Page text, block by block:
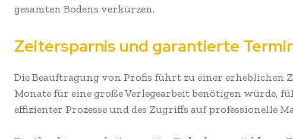
gesamten Bodens verkürzen.
Zeitersparnis und garantierte
Die Beauftragung von Profis führt zu einer erheblichen
Monate für eine große Verlegearbeit benötigen würde,
effizienter Prozesse und des Zugriffs auf professionelle